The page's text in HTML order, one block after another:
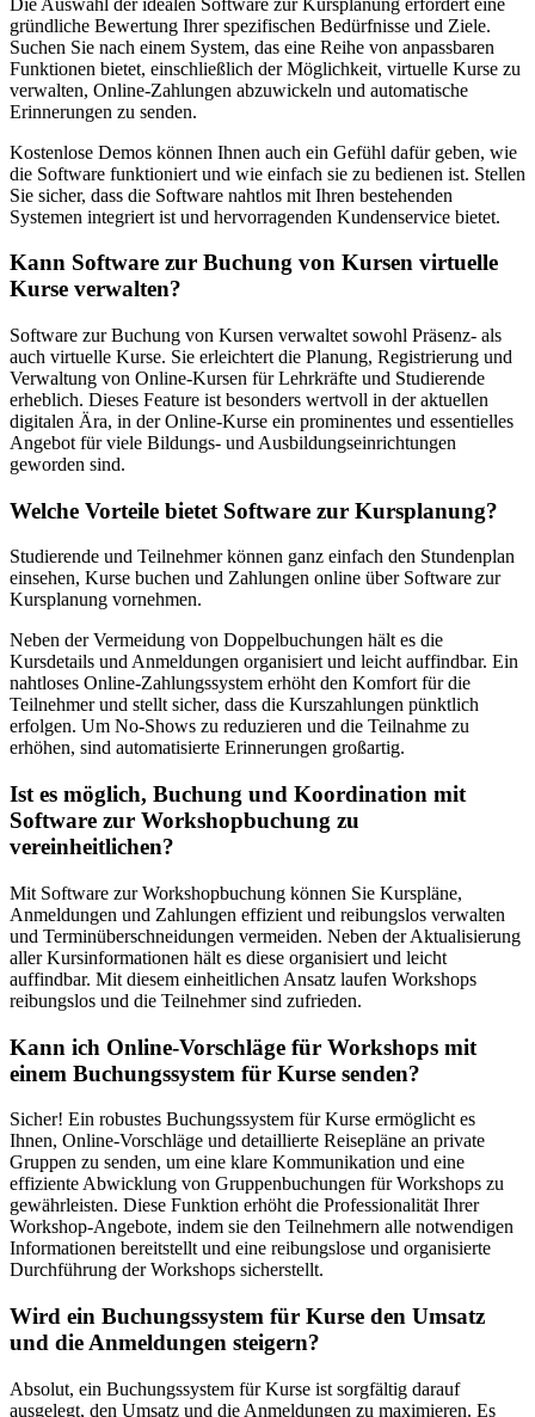
gründliche Bewertung Ihrer spezifischen Bedürfnisse und Ziele.
Suchen Sie nach einem System, das eine Reihe von anpassbaren
Funktionen bietet, einschließlich der Möglichkeit, virtuelle Kurse zu
verwalten, Online-Zahlungen abzuwickeln und automatische
Erinnerungen zu senden.
Kostenlose Demos können Ihnen auch ein Gefühl dafür geben, wie
die Software funktioniert und wie einfach sie zu bedienen ist. Stellen
Sie sicher, dass die Software nahtlos mit Ihren bestehenden
Systemen integriert ist und hervorragenden Kundenservice bietet.
Kann Software zur Buchung von Kursen virtuelle
Kurse verwalten?
Software zur Buchung von Kursen verwaltet sowohl Präsenz- als
auch virtuelle Kurse. Sie erleichtert die Planung, Registrierung und
Verwaltung von Online-Kursen für Lehrkräfte und Studierende
erheblich. Dieses Feature ist besonders wertvoll in der aktuellen
digitalen Ära, in der Online-Kurse ein prominentes und essentielles
Angebot für viele Bildungs- und Ausbildungseinrichtungen
geworden sind.
Welche Vorteile bietet Software zur Kursplanung?
Studierende und Teilnehmer können ganz einfach den Stundenplan
einsehen, Kurse buchen und Zahlungen online über Software zur
Kursplanung vornehmen.
Neben der Vermeidung von Doppelbuchungen hält es die
Kursdetails und Anmeldungen organisiert und leicht auffindbar. Ein
nahtloses Online-Zahlungssystem erhöht den Komfort für die
Teilnehmer und stellt sicher, dass die Kurszahlungen pünktlich
erfolgen. Um No-Shows zu reduzieren und die Teilnahme zu
erhöhen, sind automatisierte Erinnerungen großartig.
Ist es möglich, Buchung und Koordination mit
Software zur Workshopbuchung zu
vereinheitlichen?
Mit Software zur Workshopbuchung können Sie Kurspläne,
Anmeldungen und Zahlungen effizient und reibungslos verwalten
und Terminüberschneidungen vermeiden. Neben der Aktualisierung
aller Kursinformationen hält es diese organisiert und leicht
auffindbar. Mit diesem einheitlichen Ansatz laufen Workshops
reibungslos und die Teilnehmer sind zufrieden.
Kann ich Online-Vorschläge für Workshops mit
einem Buchungssystem für Kurse senden?
Sicher! Ein robustes Buchungssystem für Kurse ermöglicht es
Ihnen, Online-Vorschläge und detaillierte Reisepläne an private
Gruppen zu senden, um eine klare Kommunikation und eine
effiziente Abwicklung von Gruppenbuchungen für Workshops zu
gewährleisten. Diese Funktion erhöht die Professionalität Ihrer
Workshop-Angebote, indem sie den Teilnehmern alle notwendigen
Informationen bereitstellt und eine reibungslose und organisierte
Durchführung der Workshops sicherstellt.
Wird ein Buchungssystem für Kurse den Umsatz
und die Anmeldungen steigern?
Absolut, ein Buchungssystem für Kurse ist sorgfältig darauf
ausgelegt, den Umsatz und die Anmeldungen zu maximieren. Es